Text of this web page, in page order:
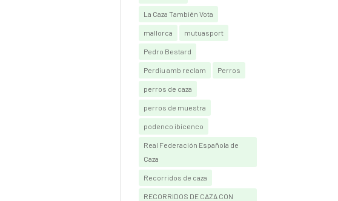
La Caza También Vota
mallorca mutuasport
Pedro Bestard
Perdiu amb reclam Perros
perros de caza
perros de muestra
podenco ibicenco
Real Federación Española de
Caza
Recorridos de caza
RECORRIDOS DE CAZA CON